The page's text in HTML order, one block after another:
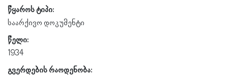
წყაროს ტიპი:
საარქივო დოკუმენტი
წელი:
1934
გვერდების რაოდენობა: